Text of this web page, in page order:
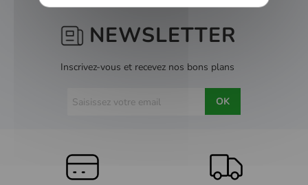
NEWSLETTER
Inscrivez-vous et recevez nos bons plans
OK